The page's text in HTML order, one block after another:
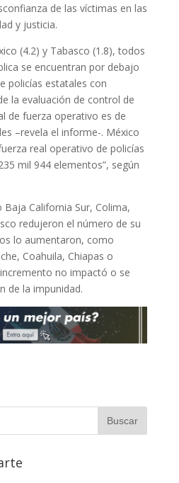
de las víctimas en las
y justicia.
(4.2) y Tabasco (1.8), todos
se encuentran por debajo
policías estatales con
la evaluación de control de
de fuerza operativo es de
–revela el informe-. México
real operativo de policías
mil 944 elementos”, según
California Sur, Colima,
redujeron el número de su
lo aumentaron, como
Coahuila, Chiapas o
no impactó o se
de la impunidad.